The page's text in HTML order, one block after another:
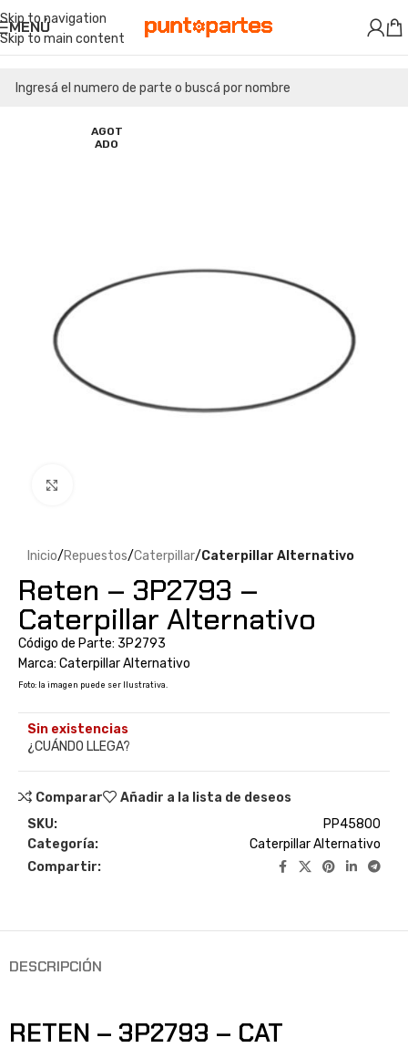
Skip to navigation
Skip to main content
MENÚ
AGOT
ADO
Inicio Repuestos Caterpillar Caterpillar Alternativo
Reten – 3P2793 –
Caterpillar Alternativo
Código de Parte: 3P2793
Marca: Caterpillar Alternativo
Foto: la imagen puede ser Ilustrativa.
Sin existencias
¿CUÁNDO LLEGA?
Comparar
Añadir a la lista de deseos
SKU:
PP45800
Categoría:
Caterpillar Alternativo
Compartir:
DESCRIPCIÓN
RETEN – 3P2793 – CAT